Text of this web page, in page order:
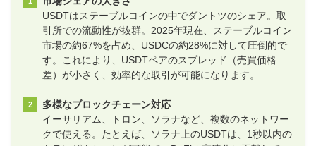
USDTはステーブルコインの中でダントツのシェア。取
引所での流動性が抜群。2025年現在、ステーブルコイン
市場の約67%を占め、USDCの約28%に対して圧倒的で
す。これにより、USDTペアのスプレッド（売買価格
差）が小さく、効率的な取引が可能になります。
多様なブロックチェーン対応
イーサリアム、トロン、ソラナなど、複数のネットワー
クで使える。たとえば、ソラナ上のUSDTは、1秒以内の